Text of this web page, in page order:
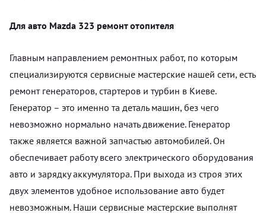
Для авто Mazda 323 ремонт отопителя
Главным направлением ремонтных работ, по которым
специализируются сервисные мастерские нашей сети, есть
ремонт генераторов, стартеров и турбин в Киеве.
Генератор – это именно та деталь машин, без чего
невозможно нормально начать движение. Генератор
также является важной запчастью автомобилей. Он
обеспечивает работу всего электрического оборудования
авто и зарядку аккумулятора. При выхода из строя этих
двух элементов удобное использование авто будет
невозможным. Наши сервисные мастерские выполнят